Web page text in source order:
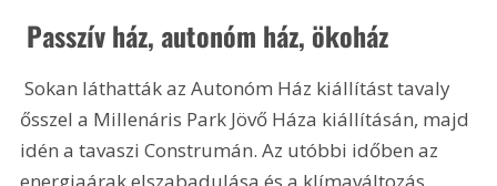
Passzív ház, autonóm ház, ökoház
Sokan láthatták az Autonóm Ház kiállítást tavaly
ősszel a Millenáris Park Jövő Háza kiállításán, majd
idén a tavaszi Construmán. Az utóbbi időben az